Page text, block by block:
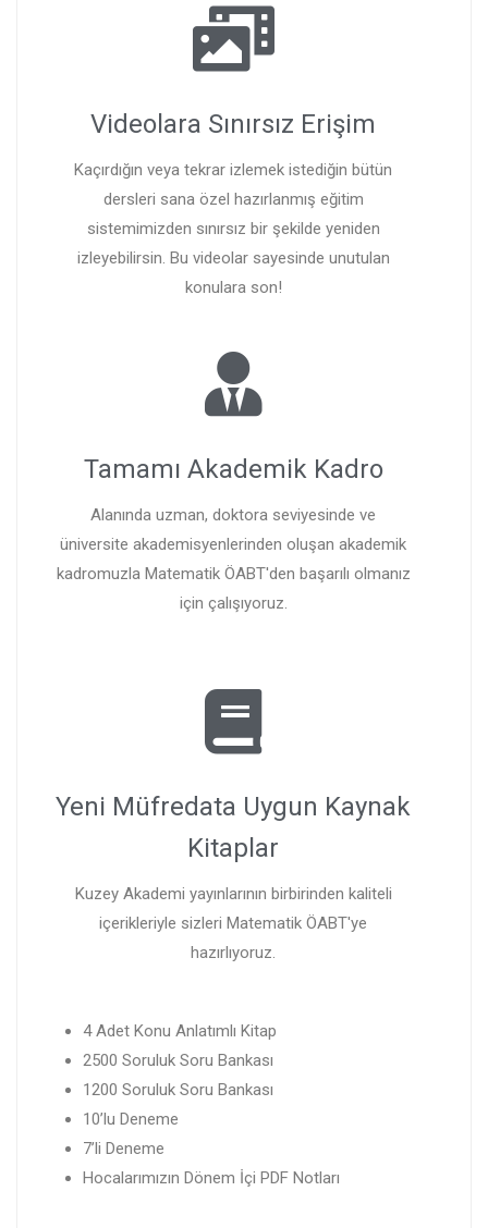
Videolara Sınırsız Erişim
Kaçırdığın veya tekrar izlemek istediğin bütün
dersleri sana özel hazırlanmış eğitim
sistemimizden sınırsız bir şekilde yeniden
izleyebilirsin. Bu videolar sayesinde unutulan
konulara son!
Tamamı Akademik Kadro
Alanında uzman, doktora seviyesinde ve
üniversite akademisyenlerinden oluşan akademik
kadromuzla Matematik ÖABT'den başarılı olmanız
için çalışıyoruz.
Yeni Müfredata Uygun Kaynak
Kitaplar
Kuzey Akademi yayınlarının birbirinden kaliteli
içerikleriyle sizleri Matematik ÖABT'ye
hazırlıyoruz.
4 Adet Konu Anlatımlı Kitap
2500 Soruluk Soru Bankası
1200 Soruluk Soru Bankası
10’lu Deneme
7’li Deneme
Hocalarımızın Dönem İçi PDF Notları